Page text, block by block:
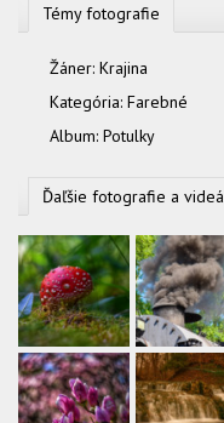
Témy fotografie
Žáner: Krajina
Kategória: Farebné
Album: Potulky
Ďaľšie fotografie a videá